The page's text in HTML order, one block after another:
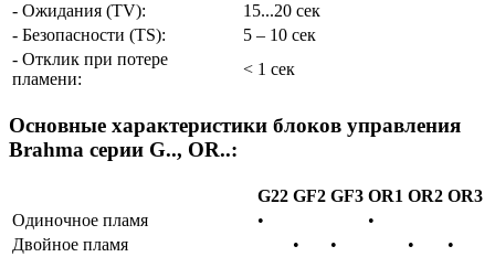
- Ожидания (TV):
15...20 сек
- Безопасности (TS):
5 – 10 сек
- Отклик при потере
пламени:
< 1 сек
Основные характеристики блоков управления
Brahma серии G.., OR..:
G22 GF2 GF3 OR1 OR2 OR3
Одиночное пламя
•
•
Двойное пламя
• • •
•